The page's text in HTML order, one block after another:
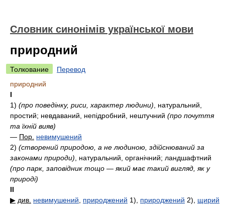
Словник синонімів української мови
природний
Толкование
Перевод
природний
I
1) (про поведінку, риси, характер людини) , натуральний,
простий; невдаваний, непідробний, нештучний (про почуття
та їхній вияв)
— Пор. невимушений
2) (створений природою, а не людиною, здійснюваний за
законами природи) , натуральний, органічний; ландшафтний
(про парк, заповідник тощо — який має такий вигляд, як у
природі)
II
▶ див. невимушений природжений 1) природжений 2)
щирий